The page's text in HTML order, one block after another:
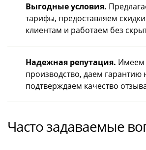
Выгодные условия.
тарифы, предоставляем
клиентам и работаем без
Надежная репутация. Имеем
производство, даем гарантию
подтверждаем качество
Часто задаваемые